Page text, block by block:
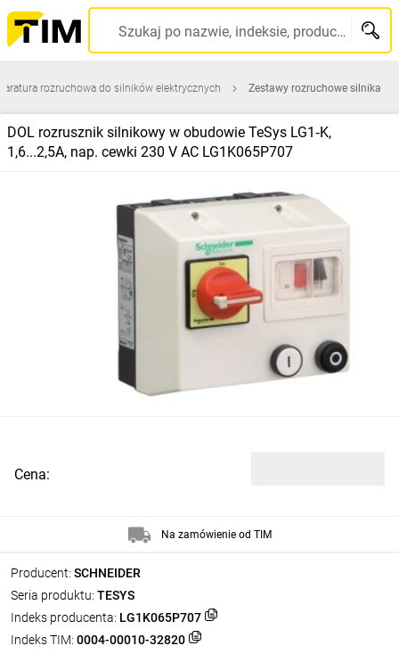
Szukaj po nazwie, indeksie, producencie, kodzie kreskowym...
rozruchowa do silników elektrycznych Zestawy rozruchowe silnika
DOL rozrusznik silnikowy w obudowie TeSys LG1‑K,
1,6...2,5A, nap. cewki 230 V AC LG1K065P707
Producent: SCHNEIDER
Seria produktu: TESYS
Indeks producenta: LG1K065P707
Indeks TIM: 0004-00010-32820
Cena:
Na zamówienie od TIM